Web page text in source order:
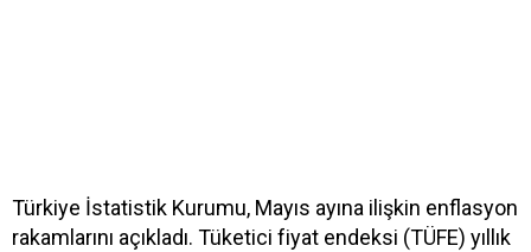
Türkiye İstatistik Kurumu, Mayıs ayına ilişkin enflasyon
rakamlarını açıkladı. Tüketici fiyat endeksi (TÜFE) yıllık